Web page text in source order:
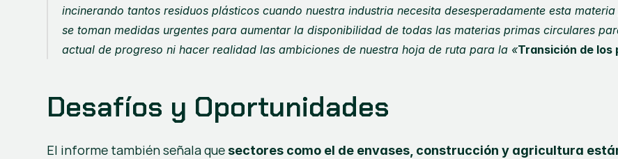
incinerando tantos residuos plásticos cuando nuestra industria necesita desesperadamente esta
se toman medidas urgentes para aumentar la disponibilidad de todas las materias primas circulares
actual de progreso ni hacer realidad las ambiciones de nuestra hoja de ruta para la «Transición de los
Desafíos y Oportunidades
El informe también señala que sectores como el de envases, construcción y agricultura